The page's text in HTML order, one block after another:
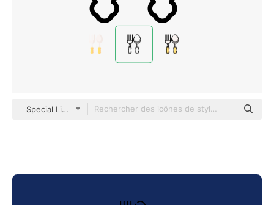
Special Lineal